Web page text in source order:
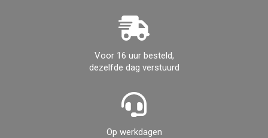
Voor 16 uur besteld,
dezelfde dag verstuurd
Op werkdagen